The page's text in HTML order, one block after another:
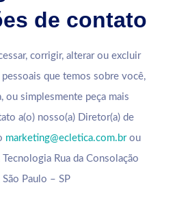
de contato
corrigir, alterar ou excluir
que temos sobre você,
ou simplesmente peça mais
a(o) nosso(a) Diretor(a) de
marketing@ecletica.com.brou
Rua da Consolação
Paulo – SP